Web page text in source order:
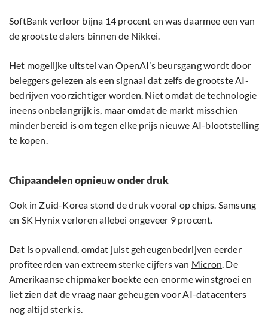
SoftBank verloor bijna 14 procent en was daarmee een van
de grootste dalers binnen de Nikkei.
Het mogelijke uitstel van OpenAI’s beursgang wordt door
beleggers gelezen als een signaal dat zelfs de grootste AI-
bedrijven voorzichtiger worden. Niet omdat de technologie
ineens onbelangrijk is, maar omdat de markt misschien
minder bereid is om tegen elke prijs nieuwe AI-blootstelling
te kopen.
Chipaandelen opnieuw onder druk
Ook in Zuid-Korea stond de druk vooral op chips. Samsung
en SK Hynix verloren allebei ongeveer 9 procent.
Dat is opvallend, omdat juist geheugenbedrijven eerder
profiteerden van extreem sterke cijfers van Micron. De
Amerikaanse chipmaker boekte een enorme winstgroei en
liet zien dat de vraag naar geheugen voor AI-datacenters
nog altijd sterk is.